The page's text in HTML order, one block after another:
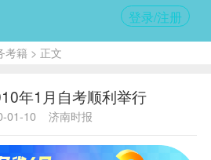
登录/注册
考籍 > 正文
年1月自考顺利举行
01-10 济南时报